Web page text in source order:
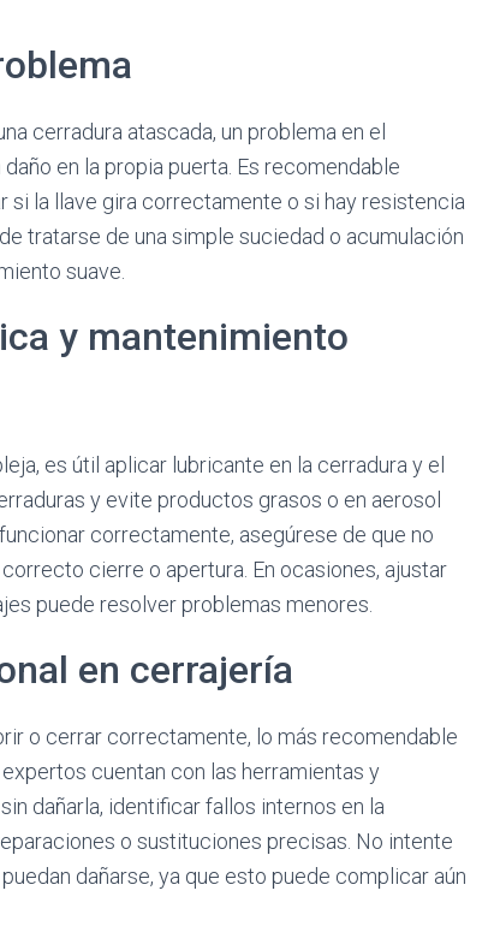
cerradura atascada, un problema en el
en la propia puerta. Es recomendable
si la llave gira correctamente o si hay resistencia
tratarse de una simple suciedad o acumulación
suave.
y mantenimiento
es útil aplicar lubricante en la cerradura y el
y evite productos grasos o en aerosol
correctamente, asegúrese de que no
cierre o apertura. En ocasiones, ajustar
puede resolver problemas menores.
en cerrajería
o cerrar correctamente, lo más recomendable
cuentan con las herramientas y
dañarla, identificar fallos internos en la
o sustituciones precisas. No intente
dañarse, ya que esto puede complicar aún